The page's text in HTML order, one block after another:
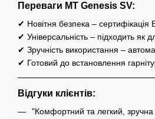
Переваги MT Genesis SV:
✔ Новітня безпека – сертифікація
✔ Універсальність – підходить як
✔ Зручність використання –
✔ Готовий до встановлення
Відгуки клієнтів:
"Комфортний та легкий, зручна